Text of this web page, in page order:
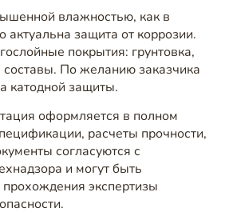
влажностью, как в
защита от коррозии.
покрытия: грунтовка,
По желанию заказчика
катодной защиты.
оформляется в полном
расчеты прочности,
согласуются с
и могут быть
экспертизы